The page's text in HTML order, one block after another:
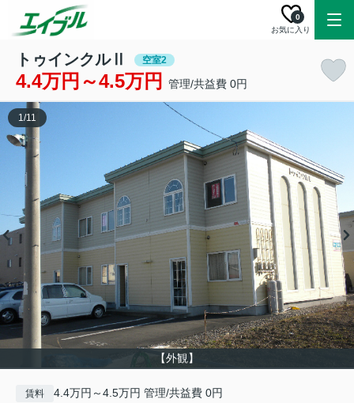
お気に入り
0
トゥインクルⅡ 空室2
4.4万円～4.5万円 管理/共益費 0円
【外観】
1/11
賃料 4.4万円～4.5万円 管理/共益費 0円